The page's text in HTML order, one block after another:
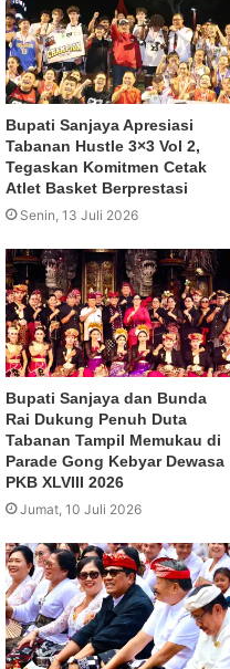
Bupati Sanjaya Apresiasi
Tabanan Hustle 3×3 Vol 2,
Tegaskan Komitmen Cetak
Atlet Basket Berprestasi
Senin, 13 Juli 2026
Bupati Sanjaya dan Bunda
Rai Dukung Penuh Duta
Tabanan Tampil Memukau di
Parade Gong Kebyar Dewasa
PKB XLVIII 2026
Jumat, 10 Juli 2026